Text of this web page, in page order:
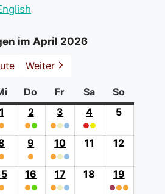
im April 2026
Weiter
Mittwoch
Do Donnerstag
Fr Freitag
SaSamstag
SoSonntag
1
April
2026
(1
event
category)
22.
April
2026
●●
(2
event
categories)
3
April
2026
●●●
(3
event
categories)
4
April
2026
●●
(2
categories)
5
2026
event
2026
(1
event
9
April
2026
●
(1
event
10
April
2026
●●●
(3
event
11
2026
event
12
event
15.
April
16
April
●●
17
April
●●●
18
April
19
April
●●●